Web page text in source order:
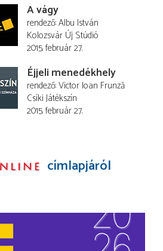
A vágy
rendező Albu István
Kolozsvár Új Stúdió
2015. február 27.
Éjjeli menedékhely
rendező Victor Ioan Frunză
Csíki Játékszín
2015. február 27.
címlapjáról